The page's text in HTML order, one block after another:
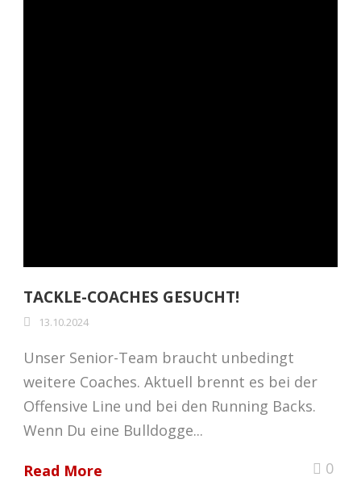
TACKLE-COACHES GESUCHT!
13.10.2024
Unser Senior-Team braucht unbedingt
weitere Coaches. Aktuell brennt es bei der
Offensive Line und bei den Running Backs.
Wenn Du eine Bulldogge...
Read More 0